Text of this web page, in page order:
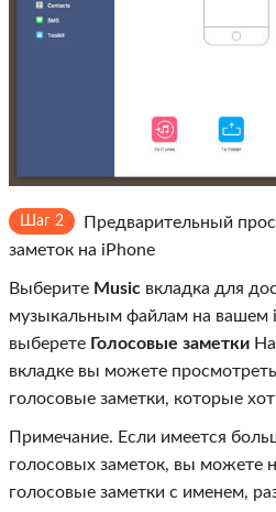
Шаг 2
Предварительный
заметок на iPhone
Выберите Music вкладка для
музыкальным файлам на вашем
выберете Голосовые заметки
вкладке вы можете
голосовые заметки, которые
Примечание. Если имеется
голосовых заметок, вы можете
голосовые заметки с именем,